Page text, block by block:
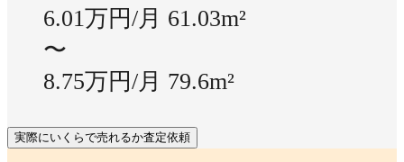
6.01万円/月 61.03m²
〜
8.75万円/月 79.6m²
実際にいくらで売れるか査定依頼